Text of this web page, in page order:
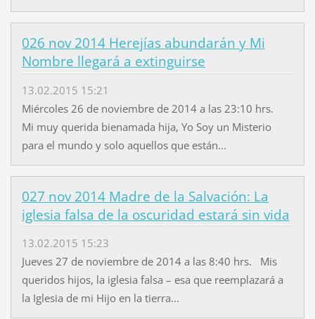
026 nov 2014 Herejías abundarán y Mi
Nombre llegará a extinguirse
13.02.2015 15:21
Miércoles 26 de noviembre de 2014 a las 23:10 hrs.
Mi muy querida bienamada hija, Yo Soy un Misterio
para el mundo y solo aquellos que están...
027 nov 2014 Madre de la Salvación: La
iglesia falsa de la oscuridad estará sin vida
13.02.2015 15:23
Jueves 27 de noviembre de 2014 a las 8:40 hrs. Mis
queridos hijos, la iglesia falsa – esa que reemplazará a
la Iglesia de mi Hijo en la tierra...